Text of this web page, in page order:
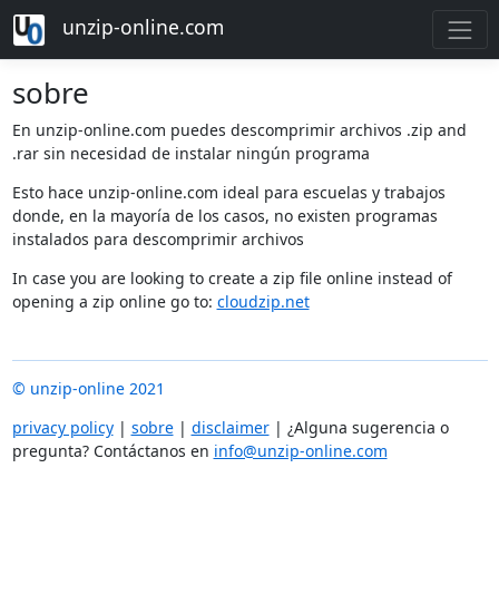
unzip-online.com
sobre
En unzip-online.com puedes descomprimir archivos .zip and
.rar sin necesidad de instalar ningún programa
Esto hace unzip-online.com ideal para escuelas y trabajos
donde, en la mayoría de los casos, no existen programas
instalados para descomprimir archivos
In case you are looking to create a zip file online instead of
opening a zip online go to: cloudzip.net
© unzip-online 2021
privacy policy| sobre| disclaimer| ¿Alguna sugerencia o
pregunta? Contáctanos en info@unzip-online.com